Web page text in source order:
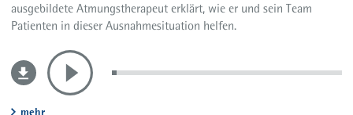
ausgebildete Atmungstherapeut erklärt, wie er und sein Team
Patienten in dieser Ausnahmesituation helfen.
mehr